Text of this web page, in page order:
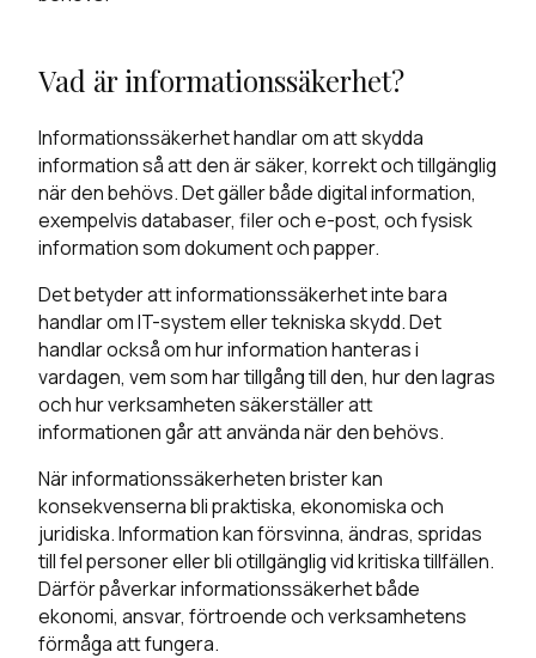
Vad är informationssäkerhet?
Informationssäkerhet handlar om att skydda
information så att den är säker, korrekt och tillgänglig
när den behövs. Det gäller både digital information,
exempelvis databaser, filer och e-post, och fysisk
information som dokument och papper.
Det betyder att informationssäkerhet inte bara
handlar om IT-system eller tekniska skydd. Det
handlar också om hur information hanteras i
vardagen, vem som har tillgång till den, hur den lagras
och hur verksamheten säkerställer att
informationen går att använda när den behövs.
När informationssäkerheten brister kan
konsekvenserna bli praktiska, ekonomiska och
juridiska. Information kan försvinna, ändras, spridas
till fel personer eller bli otillgänglig vid kritiska tillfällen.
Därför påverkar informationssäkerhet både
ekonomi, ansvar, förtroende och verksamhetens
förmåga att fungera.